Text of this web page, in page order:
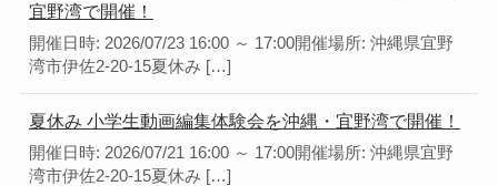
宜野湾で開催！
開催日時: 2026/07/23 16:00 ～ 17:00開催場所: 沖縄県宜野
湾市伊佐2-20-15夏休み […]
夏休み 小学生動画編集体験会を沖縄・宜野湾で開催！
開催日時: 2026/07/21 16:00 ～ 17:00開催場所: 沖縄県宜野
湾市伊佐2-20-15夏休み […]